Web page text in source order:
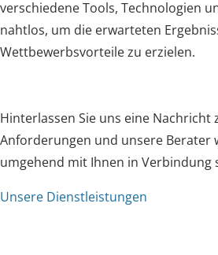
verschiedene Tools, Technologien
nahtlos, um die erwarteten
Wettbewerbsvorteile zu erzielen.
Hinterlassen Sie uns eine Nachricht
Anforderungen und unsere Berater
umgehend mit Ihnen in Verbindung
Unsere Dienstleistungen